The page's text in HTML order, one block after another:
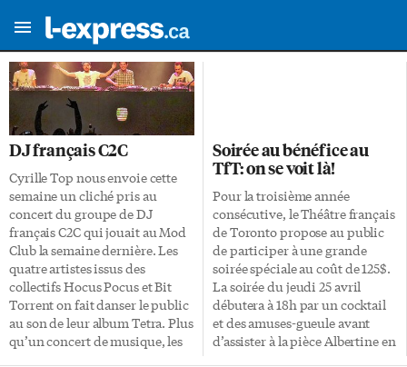
DJ français C2C
Cyrille Top nous envoie cette
semaine un cliché pris au
concert du groupe de DJ
français C2C qui jouait au Mod
Club la semaine dernière. Les
quatre artistes issus des
collectifs Hocus Pocus et Bit
Torrent on fait danser le public
au son de leur album Tetra. Plus
qu’un concert de musique, les
Soirée au bénéfice au
TfT: on se voit là!
Pour la troisième année
consécutive, le Théâtre français
de Toronto propose au public
de participer à une grande
soirée spéciale au coût de 125$.
La soirée du jeudi 25 avril
débutera à 18h par un cocktail
et des amuses-gueule avant
d’assister à la pièce Albertine en